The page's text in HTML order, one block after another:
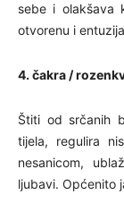
sebe i olakšava
otvorenu i
4. čakra /
Štiti od srčanih
tijela, regulira
nesanicom,
ljubavi. Općenito